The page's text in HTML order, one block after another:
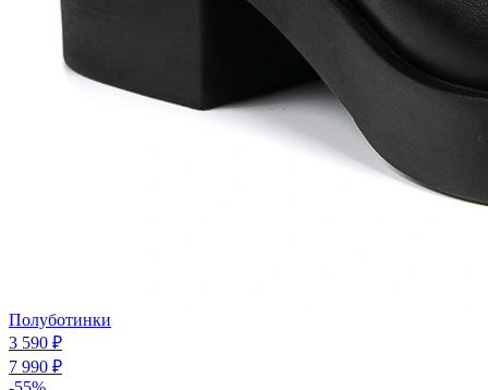
Полуботинки
3 590 ₽
7 990 ₽